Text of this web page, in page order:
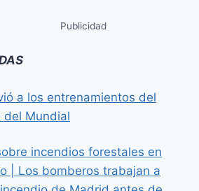
Publicidad
a los entrenamientos del
del Mundial
incendios forestales en
| Los bomberos trabajan a